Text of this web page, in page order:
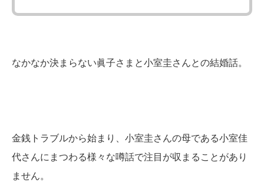
なかなか決まらない眞子さまと小室圭さんとの結婚話。
金銭トラブルから始まり、小室圭さんの母である小室佳
代さんにまつわる様々な噂話で注目が収まることがあり
ません。